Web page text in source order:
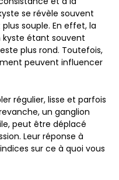
se révèle souvent
souple. En effet, la
étant souvent
plus rond. Toutefois,
peuvent influencer
régulier, lisse et parfois
un ganglion
peut être déplacé
Leur réponse à
sur ce à quoi vous